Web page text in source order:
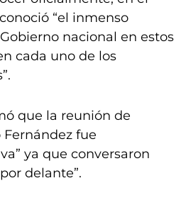
“el inmenso
nacional en estos
cada uno de los
que la reunión de
fue
ya que conversaron
delante”.